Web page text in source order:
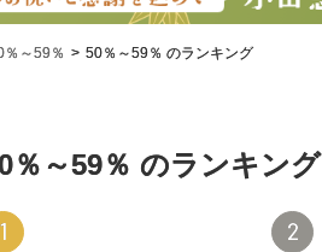
％～59％ 50％～59％ のランキング
％～59％ のランキング
1 2